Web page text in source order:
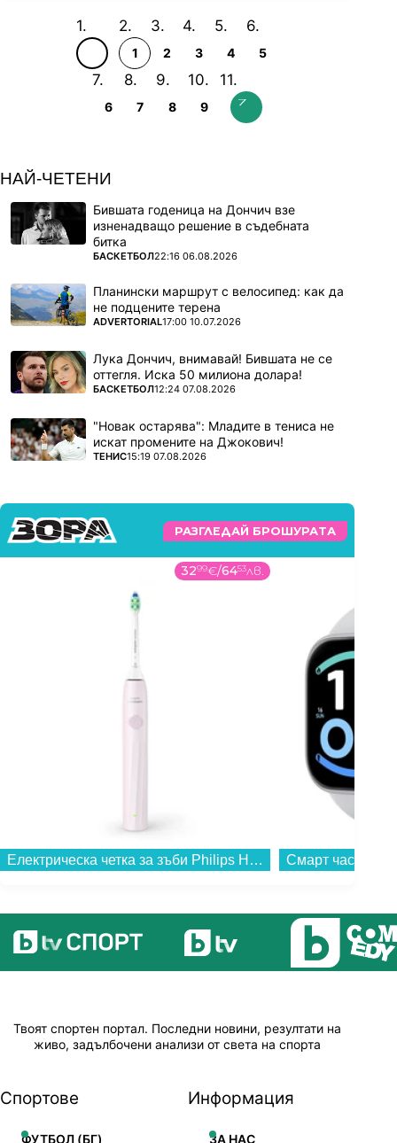
1 2 3 4 5
6 7 8 9
НАЙ-ЧЕТЕНИ
Бившата годеница на Дончич взе
изненадващо решение в съдебната
битка
ПОВЕЧЕ ОТ
БАСКЕТБОЛ22:16 06.08.2026
Планински маршрут с велосипед: как да
не подцените терена
ПОВЕЧЕ ОТ
ADVERTORIAL17:00 10.07.2026
Лука Дончич, внимавай! Бившата не се
оттегля. Иска 50 милиона долара!
ПОВЕЧЕ ОТ
БАСКЕТБОЛ12:24 07.08.2026
"Новак остарява": Младите в тениса не
искат промените на Джокович!
ПОВЕЧЕ ОТ
ТЕНИС15:19 07.08.2026
РАЗГЛЕДАЙ БРОШУРАТА
3299€/6453лв.
Електрическа четка за зъби Philips HX4022/03 Sonicare...
Твоят спортен портал. Последни новини, резултати на
живо, задълбочени анализи от света на спорта
Спортове
ФУТБОЛ (БГ)
Информация
ЗА НАС